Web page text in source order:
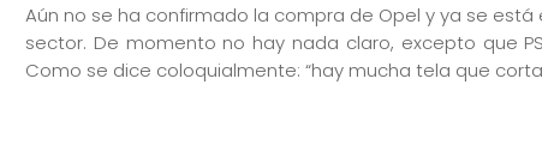
Aún no se ha confirmado la compra de Opel y ya se
sector. De momento no hay nada claro, excepto que
Como se dice coloquialmente: “hay mucha tela que